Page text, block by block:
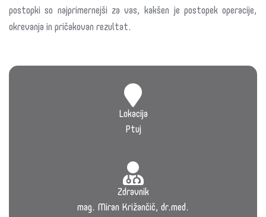
postopki so najprimernejši za vas, kakšen je postopek operacije,
okrevanja in pričakovan rezultat.
Lokacija
Ptuj
Zdravnik
mag. Miran Križančič, dr.med.